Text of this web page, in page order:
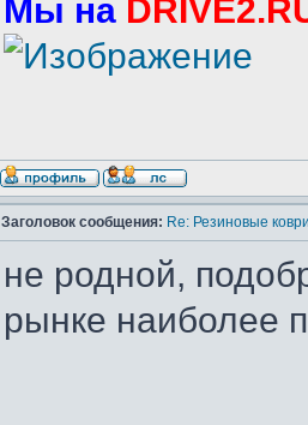
Мы на
Заголовок сообщения: Re: Резиновые
не родной,
рынке наиболее